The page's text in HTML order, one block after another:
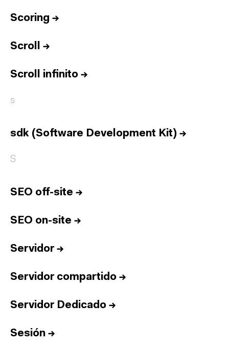
Scoring →
Scroll →
Scroll infinito →
s
sdk (Software Development Kit) →
S
SEO off-site →
SEO on-site →
Servidor→
Servidor compartido →
Servidor Dedicado →
Sesión →
Inicio
Informes
Sesiones
Premios
English
Legal
Privacidad Cookies
Twitter 3.332 Linkedin
4.590
Newsletter